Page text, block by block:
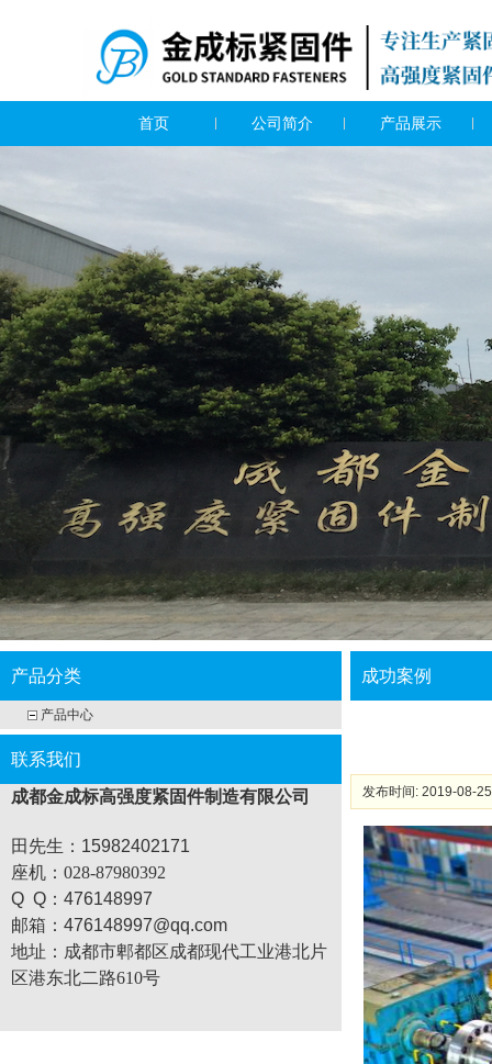
首页 公司简介 产品展示
产品分类
产品中心
联系我们
成都金成标高强度紧固件制造有限公司
田先生：15982402171
座机 ：028-87980392
Q Q：476148997
邮箱：476148997@qq.com
地址： 成都市郫都区成都现代工业港北片
区港东北二路610号
成功案例
发布时间: 2019-08-